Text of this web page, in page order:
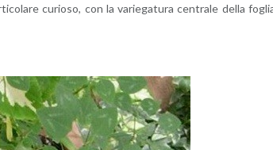
cu­rio­so, con la va­rie­ga­tu­ra cen­tra­le della